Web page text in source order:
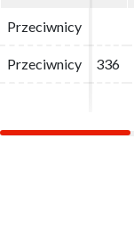
Przeciwnicy
Przeciwnicy 336
Przeciwnicy
Przeciwnicy 336